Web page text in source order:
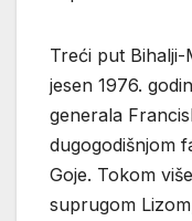
Treći put
jesen 1976.
generala
dugogodišnjom
Goje. Tokom
suprugom